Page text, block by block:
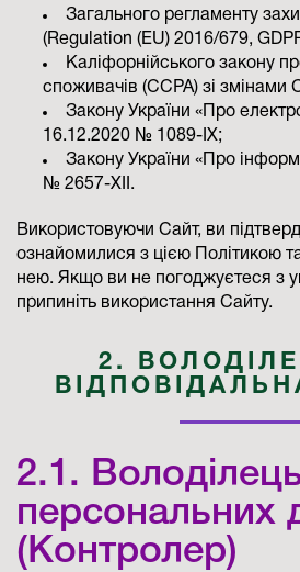
Загального регламенту
(Regulation (EU) 2016/679,
Каліфорнійського закону
споживачів (CCPA) зі змінами
Закону України «Про
16.12.2020 № 1089-IX;
Закону України «Про
№ 2657-XII.
Використовуючи Сайт, ви
ознайомилися з цією Політикою
нею. Якщо ви не погоджуєтеся з
припиніть використання Сайту.
2.
2.1.
персональних
(Контролер)